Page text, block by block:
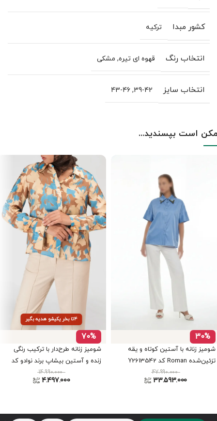
کشور مبدا ترکیه
انتخاب رنگ قهوه ای تیره, مشکی
انتخاب سایز 39-42
,
43-46
است بپسندید...
30%
شومیز زنانه با آستین کوتاه و یقه
تزئین‌شده Roman کد Y2613542
47.990.000
33.593.000
۴تا بخر یکیشو هدیه بگیر
70%
شومیز زنانه طرح‌دار با ترکیب رنگی
زنده و آستین بیشاپ برند نوادو کد
404012020002
14.990.000
4.497.000